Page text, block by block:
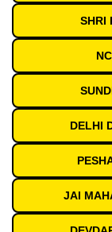
SHRI
DELHI
JAI